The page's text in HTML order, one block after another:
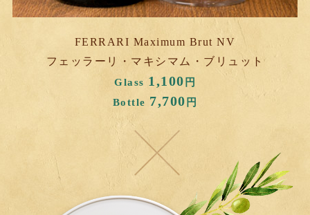
FERRARI Maximum Brut NV
フェッラーリ・マキシマム・ブリュット
Glass 1,100 円
Bottle 7,700 円